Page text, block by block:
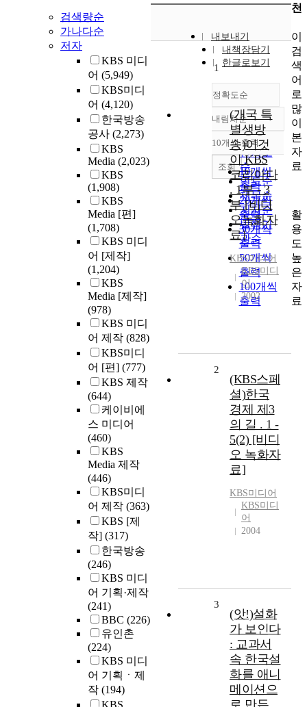
검색량순
가나다순
저자
KBS 미디
어 (5,949)
KBS미디
어 (4,120)
한국방송
공사 (2,273)
KBS
Media (2,023)
KBS
(1,908)
KBS
Media [편]
(1,708)
KBS 미디
어 [제작]
(1,204)
KBS
Media [제작]
(978)
KBS 미디
어 제작 (828)
KBS미디
어 [편] (777)
KBS 제작
(644)
케이비에
스 미디어
(460)
KBS
Media 제작
(446)
KBS미디
어 제작 (363)
KBS [제
작] (317)
한국방송
(246)
KBS 미디
어 기획·제작
(241)
BBC (226)
유인촌
(224)
KBS 미디
어 기획ㆍ제
작 (194)
내보내기
내책장담기
한글로보기
정확도순
정확도
순
인기도
순
연도순
제목순
저자순
발행기
관순
내림차순
내림차순
10개씩 출력
10개씩
출력
20개씩
출력
30개씩
출력
50개씩
출력
100개씩
출력
조회
1
(개국 특
별생방
송)이것
이 KBS
코리아다
. 1부 - 3
부 [비디
오녹화자
료]
KBS미디어
KBS미디
어
2002
2
(KBS스페
셜)한국
경제 제3
의 길 . 1 -
5(2) [비디
오 녹화자
료]
KBS미디어
KBS미디
어
2004
3
(앗!)설화
가 보인다
: 교과서
속 한국설
화를 애니
메이션으
천
이
검
색
어
로
많
이
본
자
료
활
용
도
높
은
자
료